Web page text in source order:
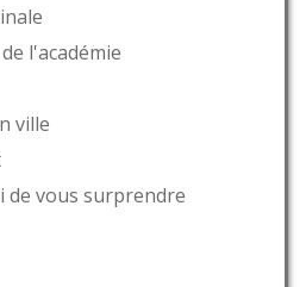
l'académie
ville
de vous surprendre